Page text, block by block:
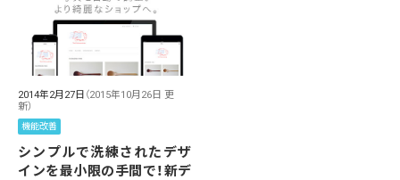
2014年2月27日 （2015年10月26日 更
新）
機能改善
シンプルで洗練されたデザ
インを最小限の手間で！新デ